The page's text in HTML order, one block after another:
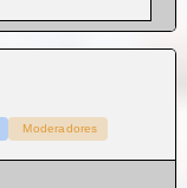
Moderadores